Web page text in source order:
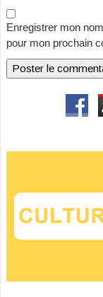
Enregistrer mon
pour mon prochain